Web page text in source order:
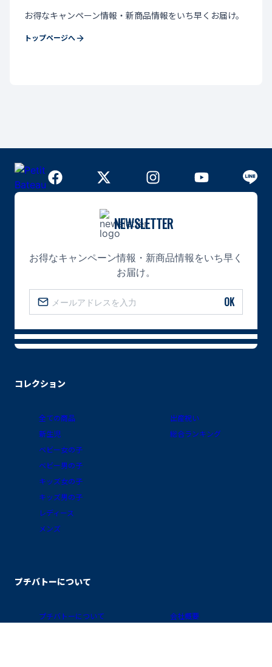
お得なキャンペーン情報・新商品情報をいち早くお届け。
トップページへ
コレクション
全ての商品
新生児
ベビー女の子
ベビー男の子
キッズ女の子
キッズ男の子
レディース
メンズ
出産祝い
総合ランキング
プチバトーについて
プチバトーについて
会社概要
NEWSLETTER
お得なキャンペーン情報・新商品情報をいち早く
お届け。
OK